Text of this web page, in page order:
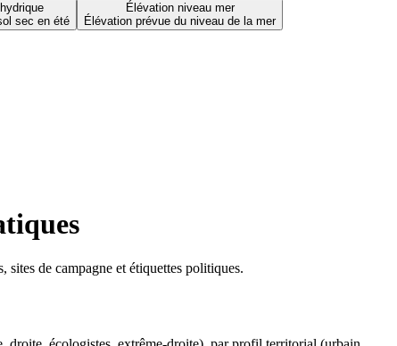
sec en été
Élévation niveau mer
Élévation prévue du niveau de la mer
sites de campagne et étiquettes politiques.